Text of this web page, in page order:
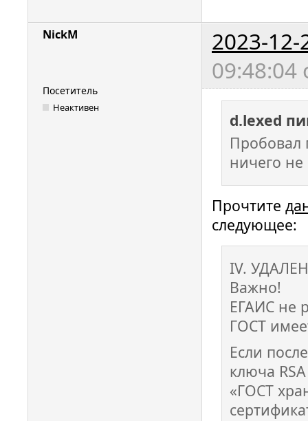
NickM
2023-12-
09:48:04
Посетитель
Неактивен
d.lexed
Пробовал
ничего не
Прочтите
следующее:
IV.
Важно!
ЕГАИС не
ГОСТ
Если
ключа
«ГОСТ